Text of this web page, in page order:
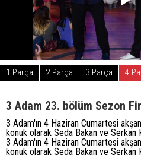
1.Parça 2.Parça 3.Parça
3 Adam 23. bölüm Sezon
3 Adam'ın 4 Haziran Cumartesi
konuk olarak Seda Bakan ve Serkan
3 Adam'ın 4 Haziran Cumartesi
konuk olarak Seda Bakan ve Serkan